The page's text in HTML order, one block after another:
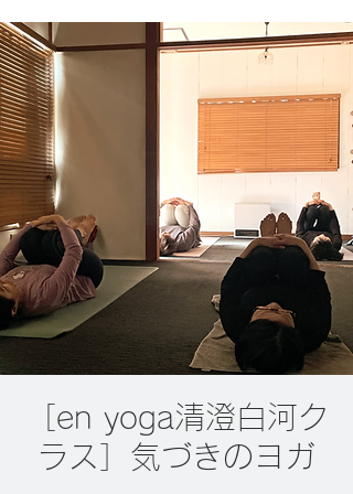
［en yoga清澄白河ク
ラス］気づきのヨガ